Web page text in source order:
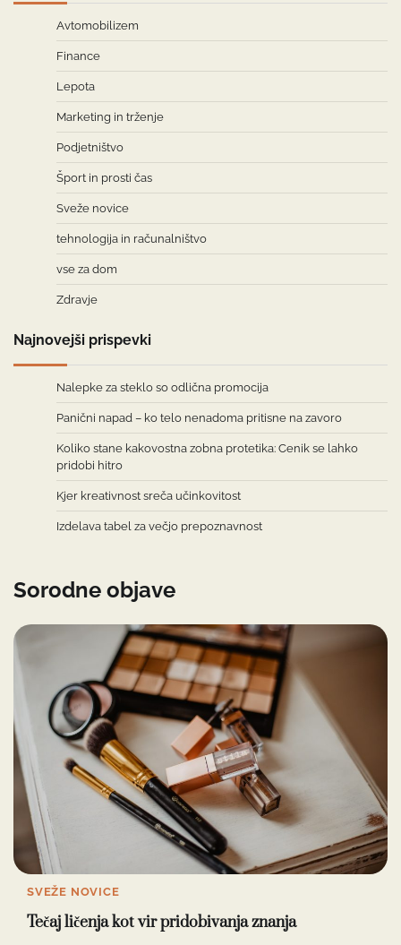
Avtomobilizem
Finance
Lepota
Marketing in trženje
Podjetništvo
Šport in prosti čas
Sveže novice
tehnologija in računalništvo
vse za dom
Zdravje
Najnovejši prispevki
Nalepke za steklo so odlična promocija
Panični napad – ko telo nenadoma pritisne na zavoro
Koliko stane kakovostna zobna protetika: Cenik se lahko
pridobi hitro
Kjer kreativnost sreča učinkovitost
Izdelava tabel za večjo prepoznavnost
Sorodne objave
SVEŽE NOVICE
Tečaj ličenja kot vir pridobivanja znanja